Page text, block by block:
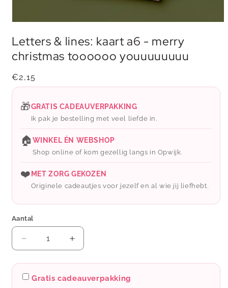
openen
modaal
Letters & lines: kaart a6 - merry
christmas toooooo youuuuuuuu
Normale
prijs
€2,15
🎁GRATIS CADEAUVERPAKKING
Ik pak je bestelling met veel liefde in.
🏠 WINKEL ÉN WEBSHOP
Shop online of kom gezellig langs in Opwijk.
❤️ MET ZORG GEKOZEN
Originele cadeautjes voor jezelf en al wie jij liefhebt.
Aantal
Aantal
verlagen
voor
Letters
Aantal
verhogen
voor
Letters
Gratis cadeauverpakking